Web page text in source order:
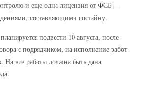
и еще одна лицензия от ФСБ —
составляющими гостайну.
подвести 10 августа, после
с подрядчиком, на исполнение работ
На все работы должна быть дана